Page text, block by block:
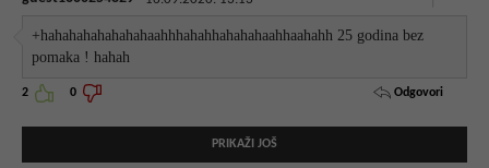
+hahahahahahahahaahhhahahhahahahaahhaahahh 25 godina bez
pomaka ! hahah
2 0 Odgovori
PRIKAŽI JOŠ